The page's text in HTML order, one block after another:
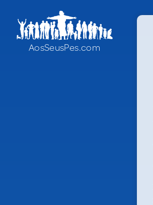
AosSeusPes.com